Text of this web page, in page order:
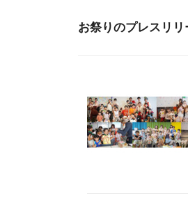
お祭りのプレスリ